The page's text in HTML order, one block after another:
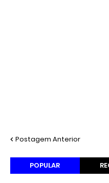
Postagem Anterior
POPULAR